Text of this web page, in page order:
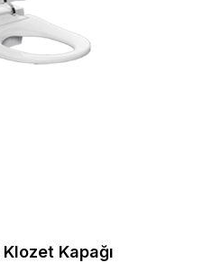
Kapağı